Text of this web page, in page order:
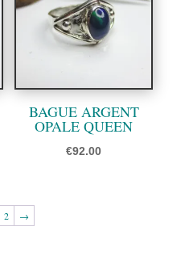
BAGUE ARGENT
OPALE QUEEN
€92.00
2 →